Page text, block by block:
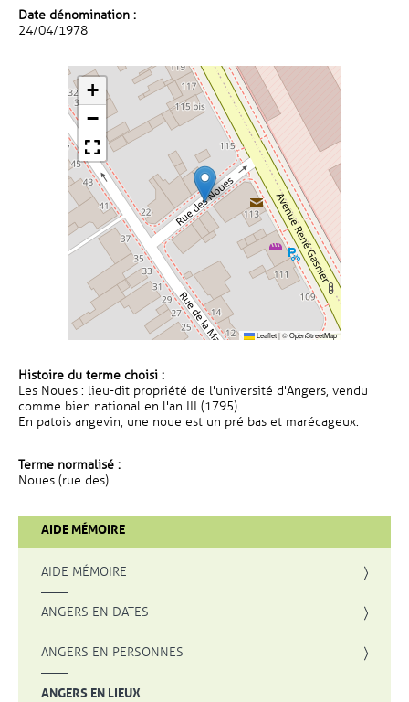
Date dénomination :
24/04/1978
+
−
Leaflet|©OpenStreetMap
Histoire du terme choisi :
Les Noues : lieu-dit propriété de l'université d'Angers, vendu
comme bien national en l'an III (1795).
En patois angevin, une noue est un pré bas et marécageux.
Terme normalisé :
Noues (rue des)
AIDE MÉMOIRE
AIDE MÉMOIRE
ANGERS EN DATES
ANGERS EN PERSONNES
ANGERS EN LIEUX